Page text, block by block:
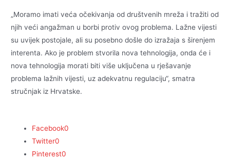
„Moramo imati veća očekivanja od društvenih mreža i tražiti od
njih veći angažman u borbi protiv ovog problema. Lažne vijesti
su uvijek postojale, ali su posebno došle do izražaja s širenjem
interenta. Ako je problem stvorila nova tehnologija, onda će i
nova tehnologija morati biti više uključena u rješavanje
problema lažnih vijesti, uz adekvatnu regulaciju“, smatra
stručnjak iz Hrvatske.
Facebook0
Twitter0
Pinterest0